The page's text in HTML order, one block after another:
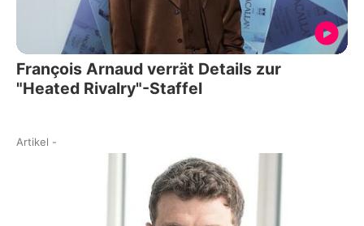
François Arnaud verrät Details zur
"Heated Rivalry"-Staffel
Artikel -